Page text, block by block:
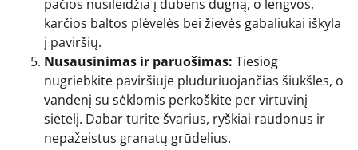
pačios nusileidžia į dubens dugną, o lengvos,
karčios baltos plėvelės bei žievės gabaliukai iškyla
į paviršių.
Nusausinimas ir paruošimas: Tiesiog
nugriebkite paviršiuje plūduriuojančias šiukšles, o
vandenį su sėklomis perkoškite per virtuvinį
sietelį. Dabar turite švarius, ryškiai raudonus ir
nepažeistus granatų grūdelius.